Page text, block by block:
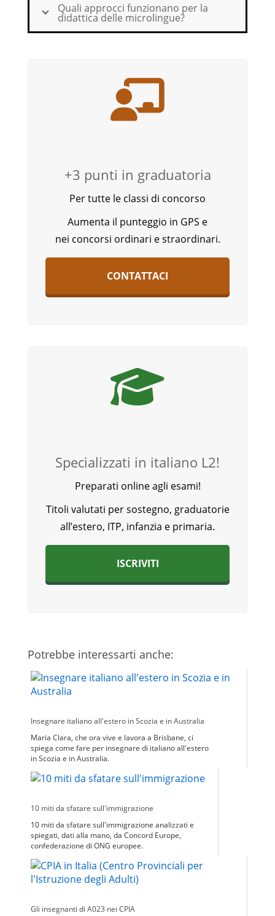
Quali approcci funzionano per la
didattica delle microlingue?
+3 punti in graduatoria
Per tutte le classi di concorso
Aumenta il punteggio in GPS e
nei concorsi ordinari e straordinari.
CONTATTACI
Specializzati in italiano L2!
Preparati online agli esami!
Titoli valutati per sostegno, graduatorie
all’estero, ITP, infanzia e primaria.
ISCRIVITI
Potrebbe interessarti anche:
Insegnare italiano all'estero in Scozia e in Australia
Maria Clara, che ora vive e lavora a Brisbane, ci
spiega come fare per insegnare di italiano all'estero
in Scozia e in Australia.
10 miti da sfatare sull'immigrazione
10 miti da sfatare sull'immigrazione analizzati e
spiegati, dati alla mano, da Concord Europe,
confederazione di ONG europee.
Gli insegnanti di A023 nei CPIA